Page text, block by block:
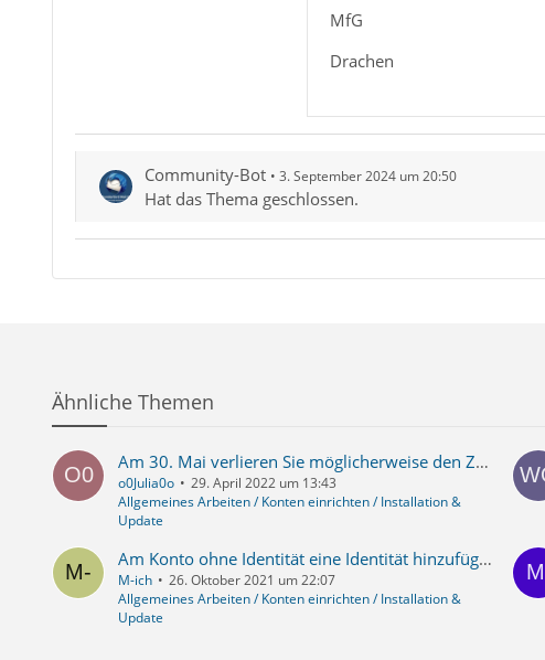
MfG
Drachen
Community-Bot 3. September 2024 um 20:50
Hat das Thema geschlossen.
Ähnliche Themen
Am 30. Mai verlieren Sie möglicherweise den Zugriff auf Apps, die eine weniger sichere Anmeldetechnologie verwenden
o0Julia0o
29. April 2022 um 13:43
Allgemeines Arbeiten / Konten einrichten / Installation &
Update
Am Konto ohne Identität eine Identität hinzufügen
M-ich
26. Oktober 2021 um 22:07
Allgemeines Arbeiten / Konten einrichten / Installation &
Update